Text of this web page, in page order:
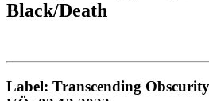
Black/Death
Label: Transcending